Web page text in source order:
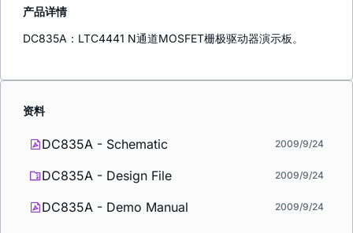
产品详情
DC835A：LTC4441 N通道MOSFET栅极驱动器演示板。
资料
DC835A - Schematic 2009/9/24
DC835A - Design File 2009/9/24
DC835A - Demo Manual 2009/9/24